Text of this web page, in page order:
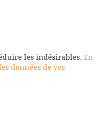
les indésirables. En
données de vos